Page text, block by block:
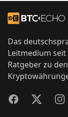
Zur Startseite
Das
Leitmedium seit
Ratgeber zu
FacebookTwitter